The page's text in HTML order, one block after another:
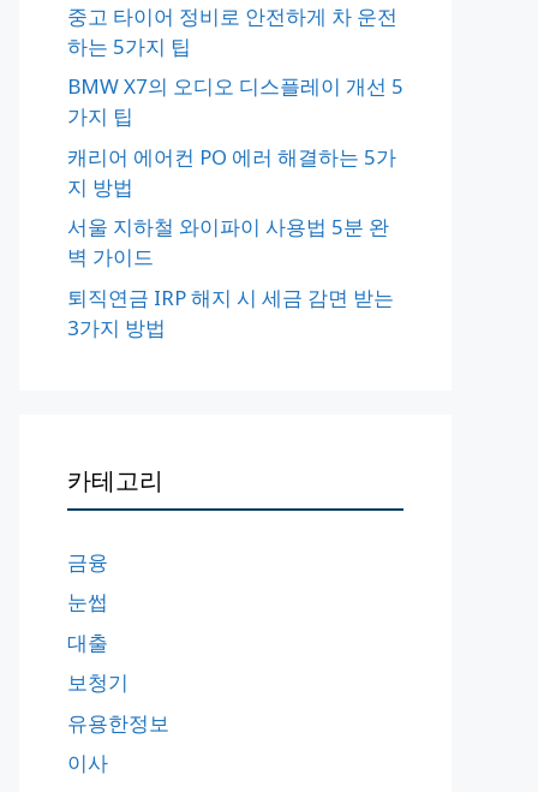
중고 타이어 정비로 안전하게 차 운전
하는 5가지 팁
BMW X7의 오디오 디스플레이 개선 5
가지 팁
캐리어 에어컨 PO 에러 해결하는 5가
지 방법
서울 지하철 와이파이 사용법 5분 완
벽 가이드
퇴직연금 IRP 해지 시 세금 감면 받는
3가지 방법
카테고리
금융
눈썹
대출
보청기
유용한정보
이사